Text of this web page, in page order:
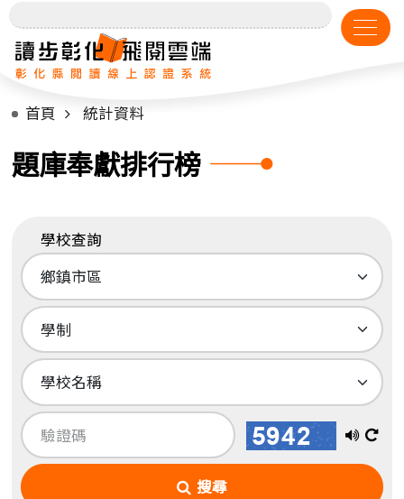
首頁 統計資料
題庫奉獻排行榜
學校查詢
播
放
換
張
搜尋